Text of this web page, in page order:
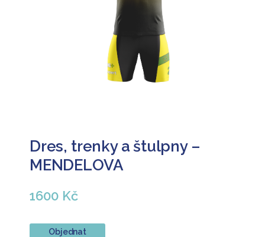
Dres, trenky a štulpny –
MENDELOVA
1600 Kč
Objednat